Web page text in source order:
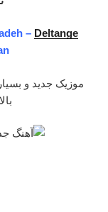
– Deltange
موزیک جدید و